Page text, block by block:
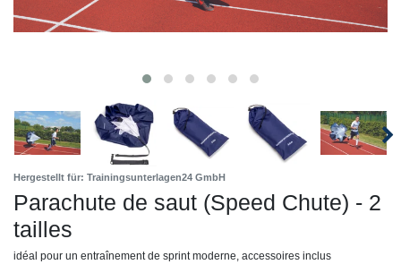
Hergestellt für: Trainingsunterlagen24 GmbH
Parachute de saut (Speed Chute) - 2
tailles
idéal pour un entraînement de sprint moderne, accessoires inclus